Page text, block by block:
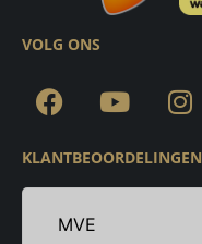
VOLG ONS
KLANTBEOORDELINGEN